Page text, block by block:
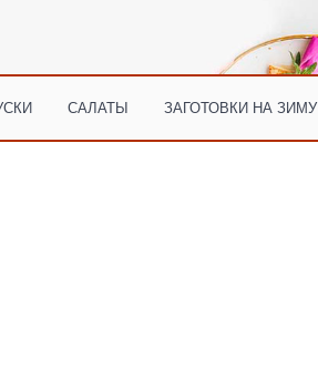
САЛАТЫ ЗАГОТОВКИ НА ЗИМУ